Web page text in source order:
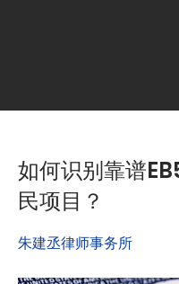
如何识别靠谱
民项目？
朱建丞律师事务所